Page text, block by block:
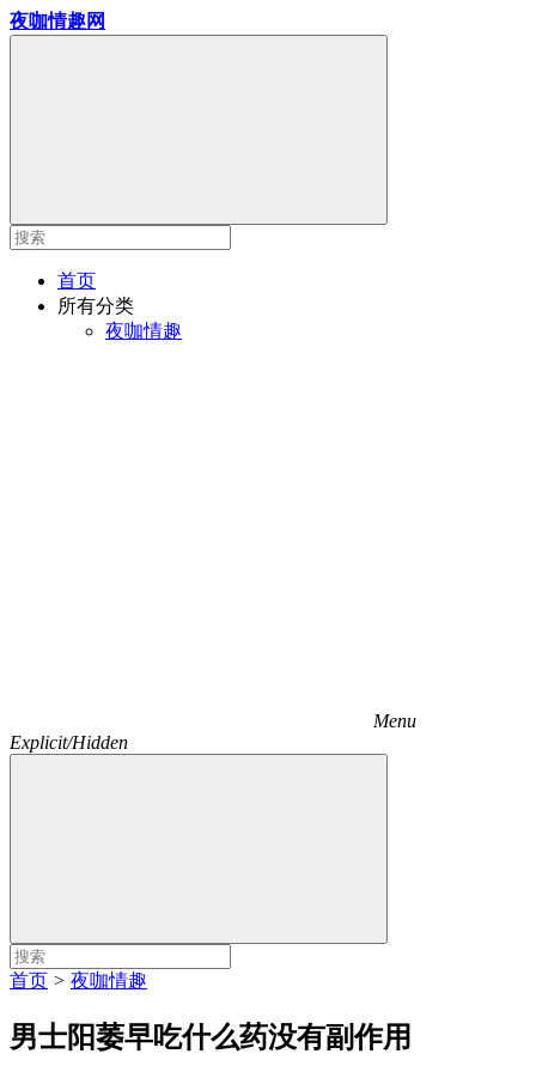
夜咖情趣网
首页
所有分类
夜咖情趣
Menu
Explicit/Hidden
首页 > 夜咖情趣
男士阳萎早吃什么药没有副作用